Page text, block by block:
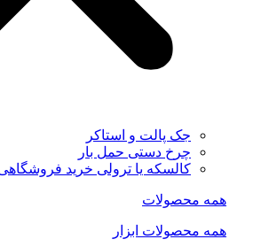
جک پالت و استاکر
چرخ دستی حمل بار
کالسکه یا ترولی خرید
همه محصولات
همه محصولات ابزار